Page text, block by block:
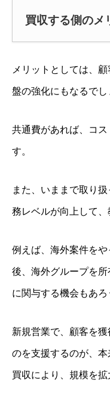
買収する側のメ
メリットとしては、
盤の強化にもなるでし
共通費があれば、コ
す。
また、いままで取り
務レベルが向上して、
例えば、海外案件を
後、海外グループを
に関与する機会もあろ
新規営業で、顧客を
のを支援するのが、本
買収により、規模を拡